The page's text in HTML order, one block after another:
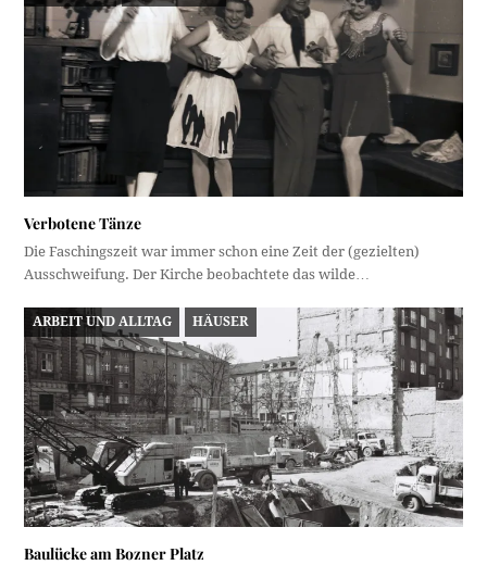
Verbotene Tänze
Die Faschingszeit war immer schon eine Zeit der (gezielten)
Ausschweifung. Der Kirche beobachtete das wilde…
ARBEIT UND ALLTAG HÄUSER
Baulücke am Bozner Platz